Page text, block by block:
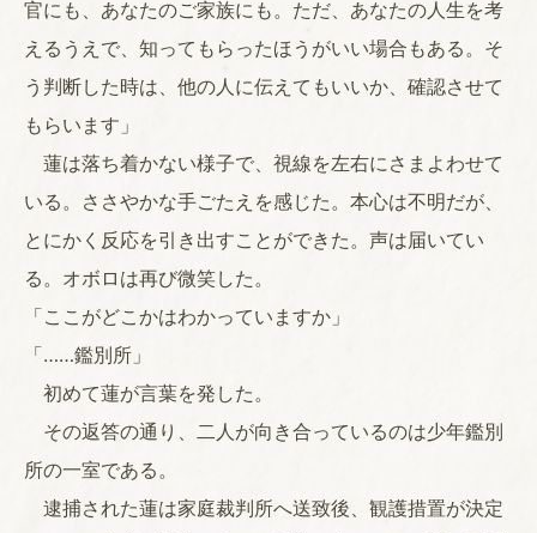
官にも、あなたのご家族にも。ただ、あなたの人生を考
えるうえで、知ってもらったほうがいい場合もある。そ
う判断した時は、他の人に伝えてもいいか、確認させて
もらいます」
蓮は落ち着かない様子で、視線を左右にさまよわせて
いる。ささやかな手ごたえを感じた。本心は不明だが、
とにかく反応を引き出すことができた。声は届いてい
る。オボロは再び微笑した。
「ここがどこかはわかっていますか」
「……鑑別所」
初めて蓮が言葉を発した。
その返答の通り、二人が向き合っているのは少年鑑別
所の一室である。
逮捕された蓮は家庭裁判所へ送致後、観護措置が決定